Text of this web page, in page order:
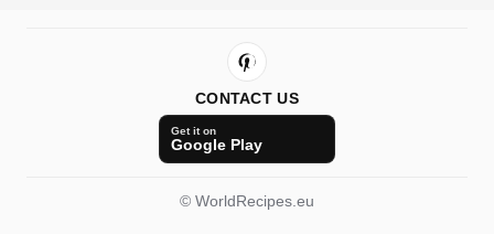
CONTACT US
Get it on
Google Play
© WorldRecipes.eu